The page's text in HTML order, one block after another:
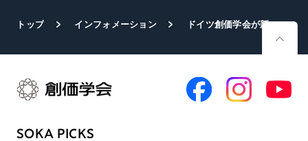
トップ インフォメーション ドイツ創価学会が新出発 ヘッセン州政府の審査・決定を経て「公法社団法人」に
SOKA PICKS